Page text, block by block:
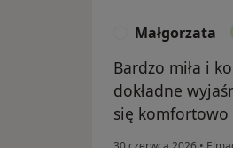
Małgorzata
Bardzo miła i
dokładne
się komfortowo